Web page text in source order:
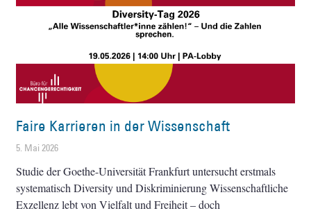
Faire Karrieren in der Wissenschaft
5. Mai 2026
Studie der Goethe-Universität Frankfurt untersucht erstmals
systematisch Diversity und Diskriminierung Wissenschaftliche
Exzellenz lebt von Vielfalt und Freiheit – doch